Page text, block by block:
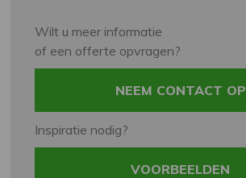
Wilt u meer informatie
of een offerte opvragen?
NEEM CONTACT OP
Inspiratie nodig?
VOORBEELDEN